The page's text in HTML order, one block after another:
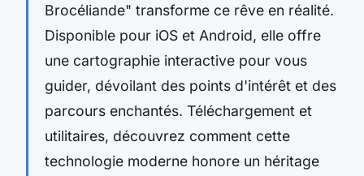
Brocéliande" transforme ce rêve en réalité.
Disponible pour iOS et Android, elle offre
une cartographie interactive pour vous
guider, dévoilant des points d'intérêt et des
parcours enchantés. Téléchargement et
utilitaires, découvrez comment cette
technologie moderne honore un héritage